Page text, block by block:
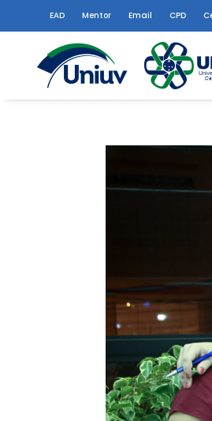
EAD Mentor Email CPD